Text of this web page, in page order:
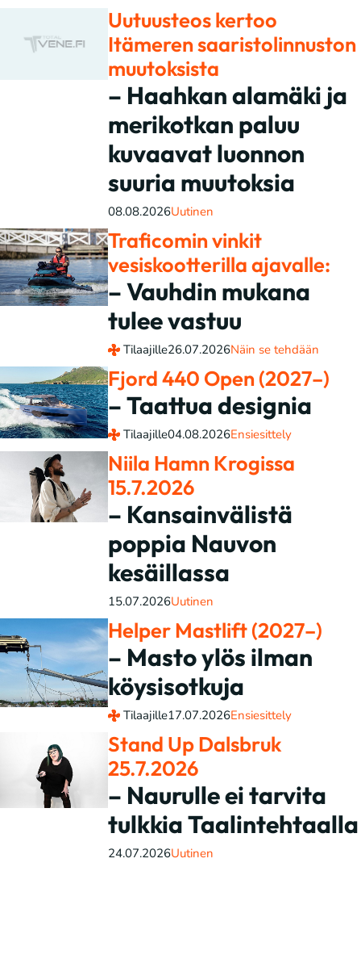
Uutuusteos kertoo
Itämeren saaristolinnuston
muutoksista
– Haahkan alamäki ja
merikotkan paluu
kuvaavat luonnon
suuria muutoksia
08.08.2026Uutinen
Traficomin vinkit
vesiskootterilla ajavalle:
– Vauhdin mukana
tulee vastuu
Tilaajille26.07.2026Näin se tehdään
Fjord 440 Open (2027–)
– Taattua designia
Tilaajille04.08.2026Ensiesittely
Niila Hamn Krogissa
15.7.2026
– Kansainvälistä
poppia Nauvon
kesäillassa
15.07.2026Uutinen
Helper Mastlift (2027–)
– Masto ylös ilman
köysisotkuja
Tilaajille17.07.2026Ensiesittely
Stand Up Dalsbruk
25.7.2026
– Naurulle ei tarvita
tulkkia Taalintehtaalla
24.07.2026Uutinen